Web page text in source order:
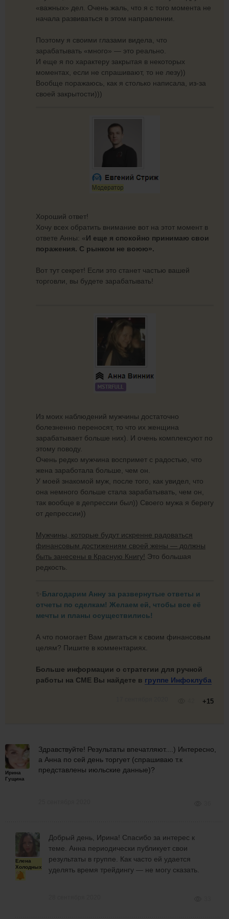
«важных» дел. Очень жаль, что я с того момента не
начала развиваться в этом направлении.
Поэтому я своими глазами видела, что
зарабатывать «много» — это реально.
И еще я по характеру закрытая в некоторых
моментах, если не спрашивают, то не лезу))
Вообще поражаюсь, как я столько написала, из-за
своей закрытости)))
Хороший ответ!
Хочу всех обратить внимание вот на этот момент в
ответе Анны: «И еще я спокойно принимаю свои
поражения. С рынком не воюю».
Вот тут секрет! Если это станет частью вашей
торговли, вы будете зарабатывать!
Из моих наблюдений мужчины достаточно
болезненно переносят, то что их женщина
зарабатывает больше них). И очень комплексуют по
этому поводу.
Очень редко мужчина воспримет с радостью, что
жена заработала больше, чем он.
У моей знакомой муж, после того, как увидел, что
она немного больше стала зарабатывать, чем он,
так вообще в депрессии был)) Своего мужа я берегу
от депрессии))
Мужчины, которые будут искренне радоваться
финансовым достижениям своей жены — должны
быть занесены в Красную Книгу! Это большая
редкость.
Благодарим Анну за развернутые ответы и
отчеты по сделкам! Желаем ей, чтобы все её
мечты и планы осуществились!
А что помогает Вам двигаться к своим финансовым
целям? Пишите в комментариях.
Больше информации о стратегии для ручной
работы на CME Вы найдете в группе Инфоклуба
+15
Ирина
Гущина
Здравствуйте! Результаты впечатляют....) Интересно,
а Анна по сей день торгует (спрашиваю т.к
представлены июльские данные)?
Елена
Холодных
Добрый день, Ирина! Спасибо за интерес к
теме. Анна периодически публикует свои
результаты в группе. Как часто ей удается
уделять время трейдингу — не могу сказать.